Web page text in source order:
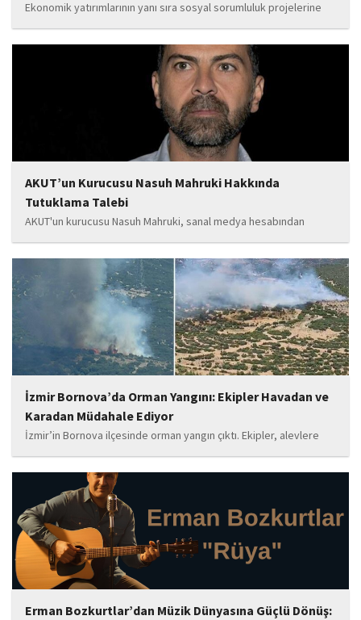
Ekonomik yatırımlarının yanı sıra sosyal sorumluluk projelerine
de önem veren Babat'ın, eğitim alanında bir lise ile iki okulun
yapımına katkı sunduğu, ayrıca Şırnak'ın çeşitli noktalarında
tamamlanan ve yapımı devam eden...
AKUT’un Kurucusu Nasuh Mahruki Hakkında
Tutuklama Talebi
AKUT'un kurucusu Nasuh Mahruki, sanal medya hesabından
yaptığı '15 Temmuz' paylaşımı nedeniyle 'Halkı kin ve düşmanlığa
tahrik veya aşağılama' suçundan gözaltına alındı. Mahruki,
tutuklama talebiyle Sulh Ceza Hakimliği'ne sevk edildi.
İzmir Bornova’da Orman Yangını: Ekipler Havadan ve
Karadan Müdahale Ediyor
İzmir’in Bornova ilçesinde orman yangın çıktı. Ekipler, alevlere
havadan ve karadan müdahale ediyor.
Erman Bozkurtlar’dan Müzik Dünyasına Güçlü Dönüş: